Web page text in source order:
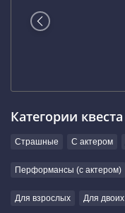
Категории квеста
Страшные С актером
Перформансы (с актером)
Для взрослых Для двоих